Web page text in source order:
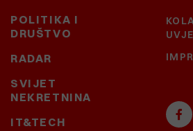
POLITIKA I
DRUŠTVO
RADAR
SVIJET
NEKRETNINA
IT&TECH